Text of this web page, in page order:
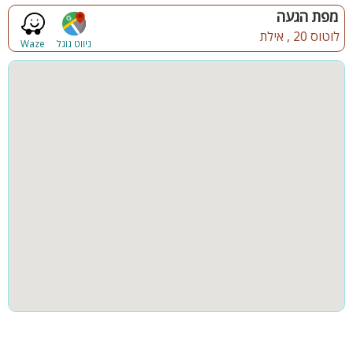
מרפסת הגג
נוף מרהיב ועוצר נשימה אל ההרים, הים האדום ושקיעות
הוילה אינה מתאימה למסיבות ולבני נוער!!
מנגל פינת מנגל
פינות ישיבה Waze ניווט גוגל
מפת הגעה
לוטוס 20 , אילת